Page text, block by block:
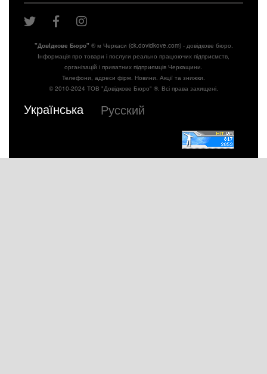
"Довiдкове Бюро"® м Черкаси (ck.dovidkove.com) - довідкове бюро.
Інформація про товари і послуги реально працюючих підприємств,
організацій і приватних підприємців Черкащини.
Телефони, адреси фірм. Новини. Акції та знижки.
© 2010-2024 ТОВ "Довідкове Бюро" ®. Всі права захищені.
Українська Русский